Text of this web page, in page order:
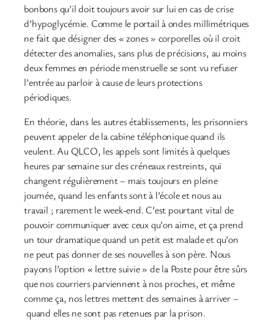
bonbons qu’il doit toujours avoir sur lui en cas de crise
d’hypoglycémie. Comme le portail à ondes millimétriques
ne fait que désigner des « zones » corporelles où il croit
détecter des anomalies, sans plus de précisions, au moins
deux femmes en période menstruelle se sont vu refuser
l’entrée au parloir à cause de leurs protections
périodiques.
En théorie, dans les autres établissements, les prisonniers
peuvent appeler de la cabine téléphonique quand ils
veulent. Au QLCO, les appels sont limités à quelques
heures par semaine sur des créneaux restreints, qui
changent régulièrement – mais toujours en pleine
journée, quand les enfants sont à l’école et nous au
travail ; rarement le week-end. C’est pourtant vital de
pouvoir communiquer avec ceux qu’on aime, et ça prend
un tour dramatique quand un petit est malade et qu’on
ne peut pas donner de ses nouvelles à son père. Nous
payons l’option « lettre suivie » de la Poste pour être sûrs
que nos courriers parviennent à nos proches, et même
comme ça, nos lettres mettent des semaines à arriver –
quand elles ne sont pas retenues par la prison.